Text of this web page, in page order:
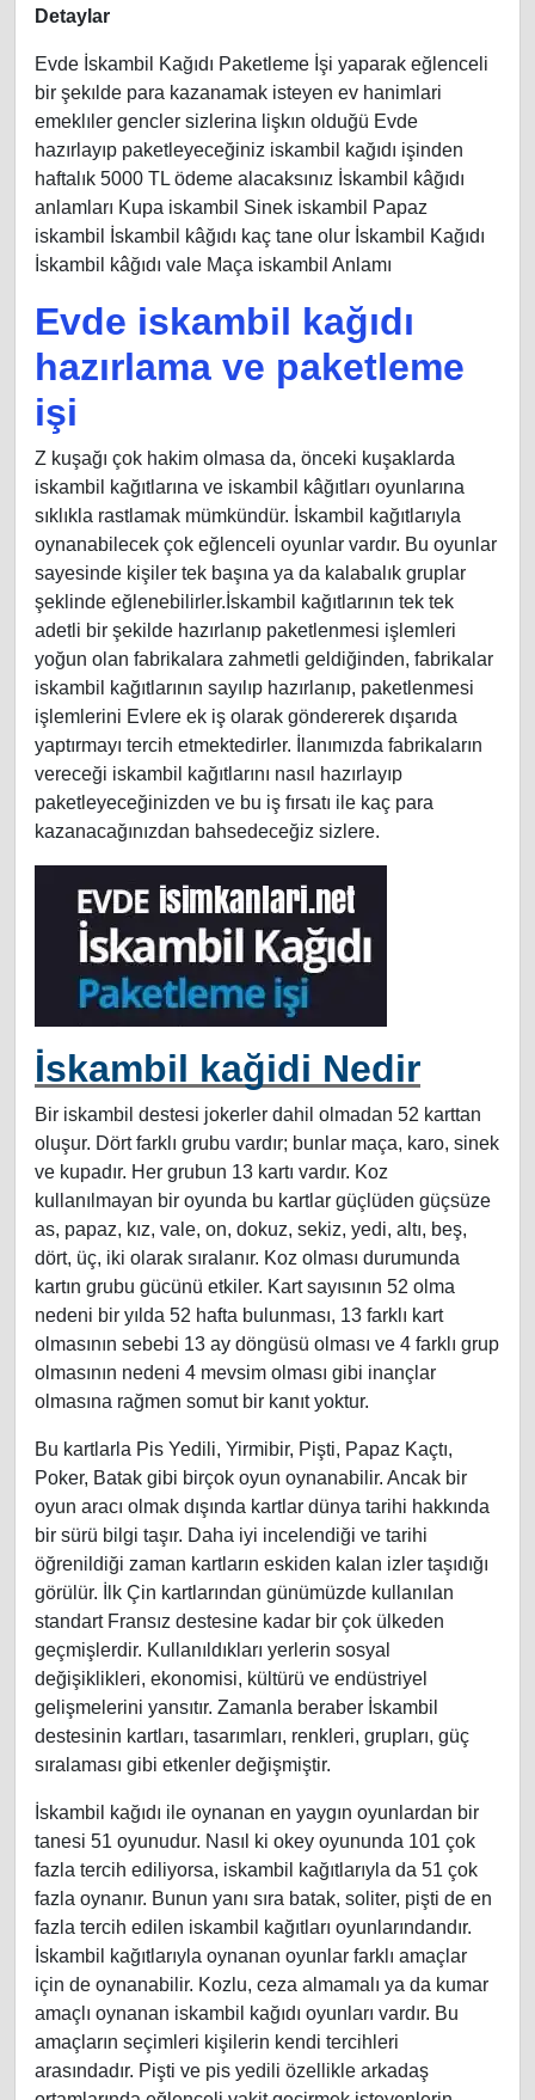
Detaylar
Evde İskambil Kağıdı Paketleme İşi yaparak eğlenceli
bir şekılde para kazanamak isteyen ev hanimlari
emeklıler gencler sizlerina lişkın olduğü Evde
hazırlayıp paketleyeceğiniz iskambil kağıdı işinden
haftalık 5000 TL ödeme alacaksınız İskambil kâğıdı
anlamları Kupa iskambil Sinek iskambil Papaz
iskambil İskambil kâğıdı kaç tane olur İskambil Kağıdı
İskambil kâğıdı vale Maça iskambil Anlamı
Evde iskambil kağıdı
hazırlama ve paketleme
işi
Z kuşağı çok hakim olmasa da, önceki kuşaklarda
iskambil kağıtlarına ve iskambil kâğıtları oyunlarına
sıklıkla rastlamak mümkündür. İskambil kağıtlarıyla
oynanabilecek çok eğlenceli oyunlar vardır. Bu oyunlar
sayesinde kişiler tek başına ya da kalabalık gruplar
şeklinde eğlenebilirler.İskambil kağıtlarının tek tek
adetli bir şekilde hazırlanıp paketlenmesi işlemleri
yoğun olan fabrikalara zahmetli geldiğinden, fabrikalar
iskambil kağıtlarının sayılıp hazırlanıp, paketlenmesi
işlemlerini Evlere ek iş olarak göndererek dışarıda
yaptırmayı tercih etmektedirler. İlanımızda fabrikaların
vereceği iskambil kağıtlarını nasıl hazırlayıp
paketleyeceğinizden ve bu iş fırsatı ile kaç para
kazanacağınızdan bahsedeceğiz sizlere.
İskambil kağidi Nedir
Bir iskambil destesi jokerler dahil olmadan 52 karttan
oluşur. Dört farklı grubu vardır; bunlar maça, karo, sinek
ve kupadır. Her grubun 13 kartı vardır. Koz
kullanılmayan bir oyunda bu kartlar güçlüden güçsüze
as, papaz, kız, vale, on, dokuz, sekiz, yedi, altı, beş,
dört, üç, iki olarak sıralanır. Koz olması durumunda
kartın grubu gücünü etkiler. Kart sayısının 52 olma
nedeni bir yılda 52 hafta bulunması, 13 farklı kart
olmasının sebebi 13 ay döngüsü olması ve 4 farklı grup
olmasının nedeni 4 mevsim olması gibi inançlar
olmasına rağmen somut bir kanıt yoktur.
Bu kartlarla Pis Yedili, Yirmibir, Pişti, Papaz Kaçtı,
Poker, Batak gibi birçok oyun oynanabilir. Ancak bir
oyun aracı olmak dışında kartlar dünya tarihi hakkında
bir sürü bilgi taşır. Daha iyi incelendiği ve tarihi
öğrenildiği zaman kartların eskiden kalan izler taşıdığı
görülür. İlk Çin kartlarından günümüzde kullanılan
standart Fransız destesine kadar bir çok ülkeden
geçmişlerdir. Kullanıldıkları yerlerin sosyal
değişiklikleri, ekonomisi, kültürü ve endüstriyel
gelişmelerini yansıtır. Zamanla beraber İskambil
destesinin kartları, tasarımları, renkleri, grupları, güç
sıralaması gibi etkenler değişmiştir.
İskambil kağıdı ile oynanan en yaygın oyunlardan bir
tanesi 51 oyunudur. Nasıl ki okey oyununda 101 çok
fazla tercih ediliyorsa, iskambil kağıtlarıyla da 51 çok
fazla oynanır. Bunun yanı sıra batak, soliter, pişti de en
fazla tercih edilen iskambil kağıtları oyunlarındandır.
İskambil kağıtlarıyla oynanan oyunlar farklı amaçlar
için de oynanabilir. Kozlu, ceza almamalı ya da kumar
amaçlı oynanan iskambil kağıdı oyunları vardır. Bu
amaçların seçimleri kişilerin kendi tercihleri
arasındadır. Pişti ve pis yedili özellikle arkadaş